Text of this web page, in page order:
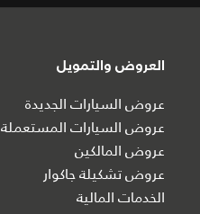
العروض والتمويل
عروض السيارات الجديدة
عروض السيارات المستعملة
عروض المالكين
عروض تشكيلة جاكوار
الخدمات المالية